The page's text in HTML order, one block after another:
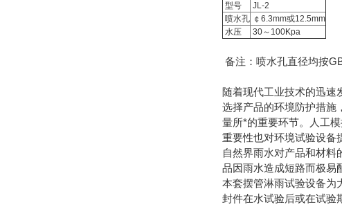
型号
JL-2
喷水孔 ￠6.3mm或12.5mm
水压
30～100Kpa
备注：喷水孔直径均按
随着现代工业技术的迅速
选择产品的环境防护措施
量所*的重要环节。人工
重要性也对环境试验设备
自然界雨水对产品和材
品因雨水造成短路而极易
本套摆管淋雨试验设备为
封件在水试验后或在试验